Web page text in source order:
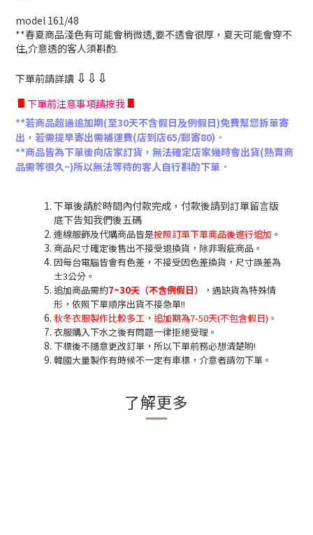
model 161/48
**春夏商品淺色有可能會稍微透,要不透會很厚，夏天可能會穿不
住,介意透的客人須斟酌.
下單前請詳讀 ⇩ ⇩ ⇩
∎ 下單前注意事項請按我∎
**若商品超過追加期(至30天不含假日及例假日)免費幫您拆單寄
出，若需提早寄出需補運費(店到店65/郵寄80)．
**商品皆為下單後向店家訂貨，無法確定店家幾時會出貨(熱賣商
品需等很久~)所以無法等待的客人自行斟酌下單．
下單後請於時間內付款完成，付款後請到訂單留言版
底下告知我們後五碼
連線服飾及代購商品皆是按照訂單下單商品後進行追加 。
商品尺寸確定後售出不接受退換貨，除非瑕疵商品。
因每台電腦皆會有色差，不接受因色差換貨，尺寸誤差為
±3公分。
追加商品需約7~30天（不含例假日）
，遇缺貨為特殊情
形，依照下單順序出貨不接急單!!
秋冬衣服製作比較多工，追加期為7-50天(不包含假日)。
衣服購入下水之後有問題一律拒絕受理。
下標後不隨意更改訂單，所以下單前務必想清楚喲!
韓國大量製作有時候不一定有車標，介意者請勿下單。
了解更多